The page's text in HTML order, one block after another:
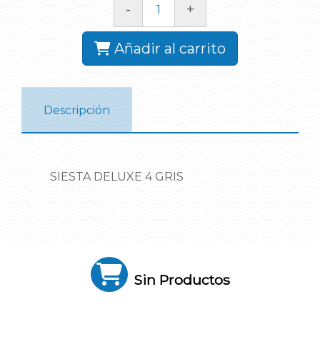
- +
Añadir al carrito
Descripción
SIESTA DELUXE 4 GRIS
Sin Productos